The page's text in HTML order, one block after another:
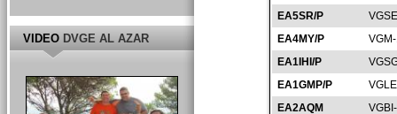
EA5SR/P
EA4MY/P
EA1IHI/P
EA1GMP/P
EA2AQM
VIDEODVGE AL AZAR